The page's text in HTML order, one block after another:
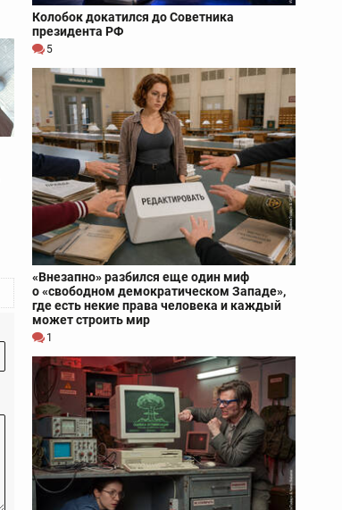
Колобок докатился до Советника
президента РФ
5
«Внезапно» разбился еще один миф
о «свободном демократическом Западе»,
где есть некие права человека и каждый
может строить мир
1